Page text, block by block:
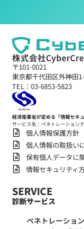
株式会社
〒101-0021
東京都千代田区外神田
TEL：03-6853-5823
経済産業省が定める「情報セキ
サービス名：ペネトレーション
個人情報保護方針
個人情報の取扱い
保有個人データに
情報セキュリティ
SERVICE
診断サービス
ペネトレーショ